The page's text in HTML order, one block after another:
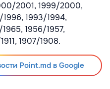
2001, 1999/2000,
1993/1994,
1956/1957,
1907/1908.
Point.md в Google